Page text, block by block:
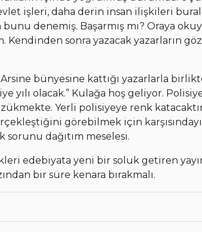
işleri, daha derin insan ilişkileri
denemiş. Başarmış mı? Oraya
Kendinden sonra yazacak yazarların
bünyesine kattığı yazarlarla
yılı olacak.” Kulağa hoş geliyor.
Yerli polisiyeye renk
görebilmek için
dağıtım meselesi.
edebiyata yeni bir soluk getiren
bir süre kenara bırakmalı.